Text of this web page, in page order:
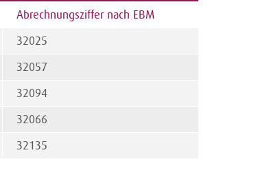
Abrechnungsziffer nach EBM
32025
32057
32094
32066
32135